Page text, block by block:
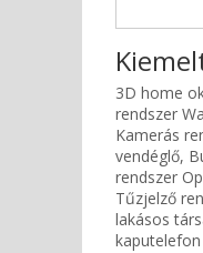
3D home
rendszer
Kamerás
vendéglő,
rendszer
Tűzjelző
lakásos